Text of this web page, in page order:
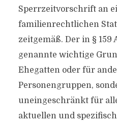
Sperrzeitvorschrift an
familienrechtlichen
zeitgemäß. Der in § 159
genannte wichtige
Ehegatten oder für
Personengruppen,
uneingeschränkt für
aktuellen und